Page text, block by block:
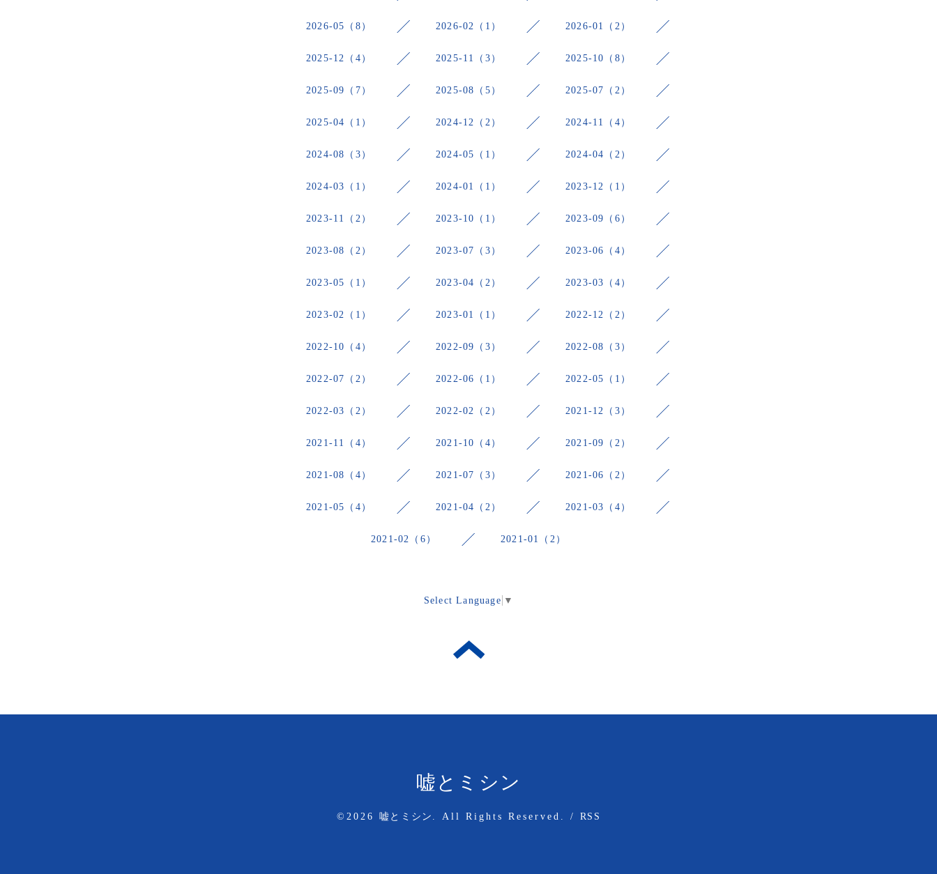
2026-05（8） 2026-02（1） 2026-01（2）
2025-12（4） 2025-11（3） 2025-10（8）
2025-09（7） 2025-08（5） 2025-07（2）
2025-04（1） 2024-12（2） 2024-11（4）
2024-08（3） 2024-05（1） 2024-04（2）
2024-03（1） 2024-01（1） 2023-12（1）
2023-11（2） 2023-10（1） 2023-09（6）
2023-08（2） 2023-07（3） 2023-06（4）
2023-05（1） 2023-04（2） 2023-03（4）
2023-02（1） 2023-01（1） 2022-12（2）
2022-10（4） 2022-09（3） 2022-08（3）
2022-07（2） 2022-06（1） 2022-05（1）
2022-03（2） 2022-02（2） 2021-12（3）
2021-11（4） 2021-10（4） 2021-09（2）
2021-08（4） 2021-07（3） 2021-06（2）
2021-05（4） 2021-04（2） 2021-03（4）
2021-02（6） 2021-01（2）
Select Language ▼
嘘とミシン
©2026 嘘とミシン . All Rights Reserved. /RSS